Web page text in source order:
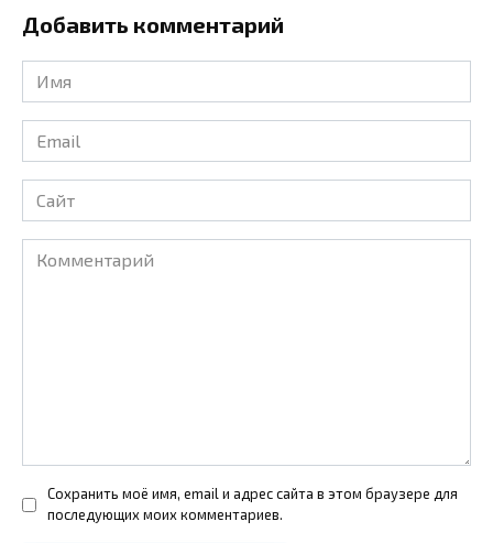
Добавить комментарий
Имя
*
Email
*
Сайт
Комментарий
Сохранить моё имя, email и адрес сайта в этом браузере для
последующих моих комментариев.